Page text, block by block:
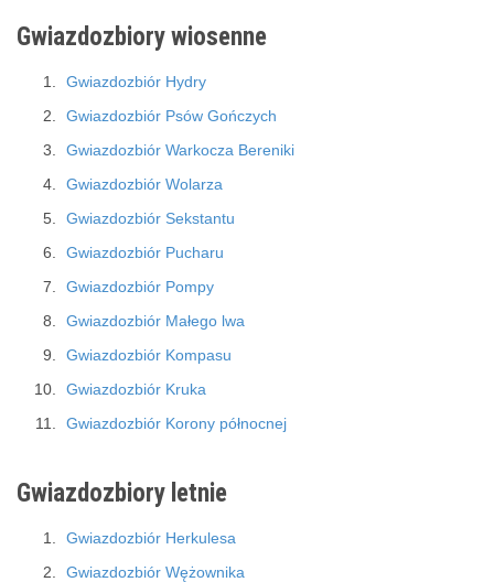
Gwiazdozbiory wiosenne
Gwiazdozbiór Hydry
Gwiazdozbiór Psów Gończych
Gwiazdozbiór Warkocza Bereniki
Gwiazdozbiór Wolarza
Gwiazdozbiór Sekstantu
Gwiazdozbiór Pucharu
Gwiazdozbiór Pompy
Gwiazdozbiór Małego lwa
Gwiazdozbiór Kompasu
Gwiazdozbiór Kruka
Gwiazdozbiór Korony północnej
Gwiazdozbiory letnie
Gwiazdozbiór Herkulesa
Gwiazdozbiór Wężownika